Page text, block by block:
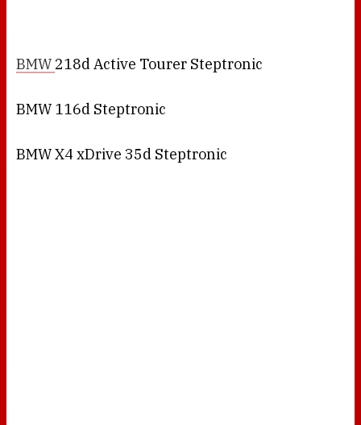
BMW 218d Active Tourer Steptronic
BMW 116d Steptronic
BMW X4 xDrive 35d Steptronic